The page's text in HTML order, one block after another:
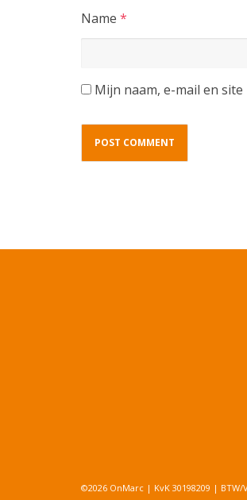
Name *
Mijn naam, e-mail en
©2026 OnMarc | KvK 30198209 | BTW/